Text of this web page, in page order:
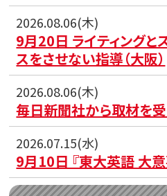
2026.08.06(木)
9月20日 ライティングと
スをさせない指導（大阪）
2026.08.06(木)
毎日新聞社から取材を
2026.07.15(水)
9月10日 『東大英語 大